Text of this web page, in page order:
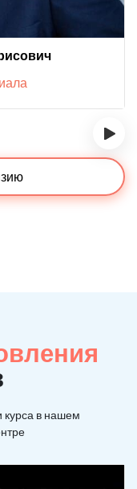
›
в нашем